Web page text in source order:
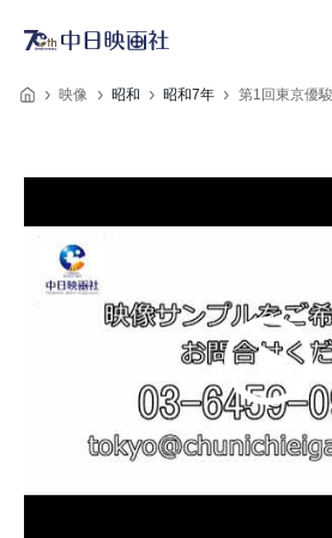
映像 昭和 昭和7年 第1回東京優